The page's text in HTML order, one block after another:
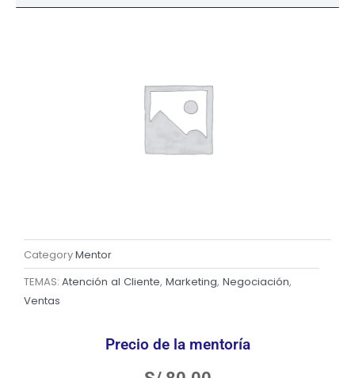
CategoryMentor
TEMAS: Atención al Cliente,Marketing,Negociación,
Ventas
Precio de la mentoría